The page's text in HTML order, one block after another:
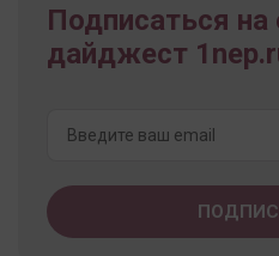
Подписаться
дайджест